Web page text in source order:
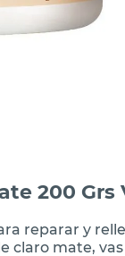
200 Grs
reparar y
claro mate,